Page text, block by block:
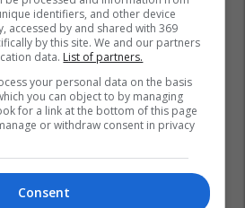
identifiers, and other device
accessed by and shared with 369
by this site. We and our partners
data. List of partners.
your personal data on the basis
you can object to by managing
for a link at the bottom of this page
or withdraw consent in privacy
Consent